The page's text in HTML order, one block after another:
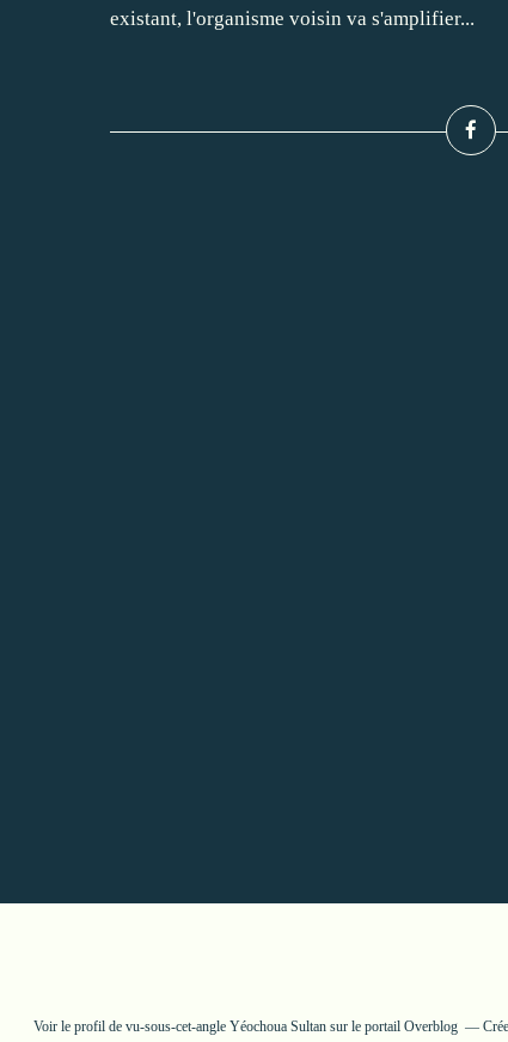
existant, l'organisme voisin va s'amplifier...
Voir le profil de vu-sous-cet-angle Yéochoua Sultan sur le portail Overblog